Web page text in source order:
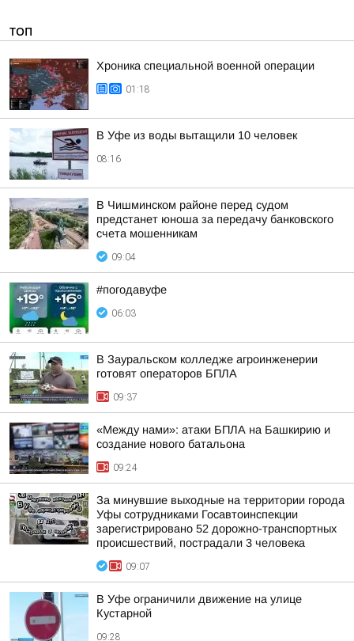
ТОП
Хроника специальной военной операции
01:18
В Уфе из воды вытащили 10 человек
08:16
В Чишминском районе перед судом
предстанет юноша за передачу банковского
счета мошенникам
09:04
#погодавуфе
06:03
В Зауральском колледже агроинженерии
готовят операторов БПЛА
09:37
«Между нами»: атаки БПЛА на Башкирию и
создание нового батальона
09:24
За минувшие выходные на территории города
Уфы сотрудниками Госавтоинспекции
зарегистрировано 52 дорожно-транспортных
происшествий, пострадали 3 человека
09:07
В Уфе ограничили движение на улице
Кустарной
09:28